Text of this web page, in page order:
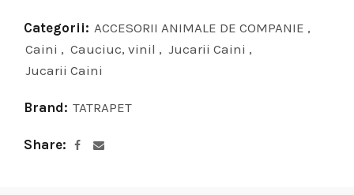
Categorii: ACCESORII ANIMALE DE COMPANIE ,
Caini , Cauciuc, vinil , Jucarii Caini ,
Jucarii Caini
Brand: TATRAPET
Share